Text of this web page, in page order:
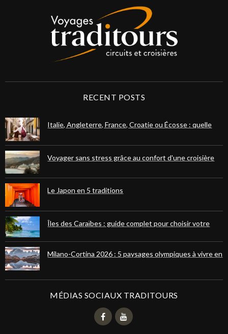
RECENT POSTS
Italie, Angleterre, France, Croatie ou Écosse : quelle
Voyager sans stress grâce au confort d'une croisière
Le Japon en 5 traditions
Îles des Caraïbes : guide complet pour choisir votre
Milano-Cortina 2026 : 5 paysages olympiques à vivre en
MÉDIAS SOCIAUX TRADITOURS